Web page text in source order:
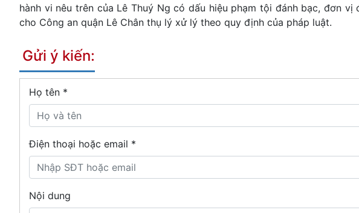
hành vi nêu trên của Lê Thuý Ng có dấu hiệu phạm tội đánh bạc, đơn
cho Công an quận Lê Chân thụ lý xử lý theo quy định của pháp luật.
Gửi ý kiến:
Họ tên *
Điện thoại hoặc email *
Nội dung